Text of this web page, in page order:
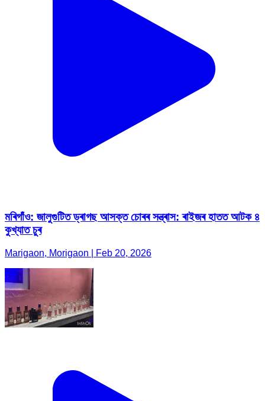
মৰিগাঁও: জালুগুটিত ড্ৰাগছ আসক্ত চোৰৰ সন্ত্ৰাস: ৰাইজৰ হাতত আটক ৪
কুখ্যাত চুৰ
Marigaon, Morigaon | Feb 20, 2026